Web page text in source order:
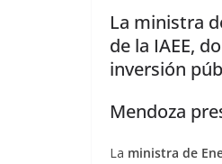
La ministra
de la IAEE,
inversión
Mendoza
La ministra de